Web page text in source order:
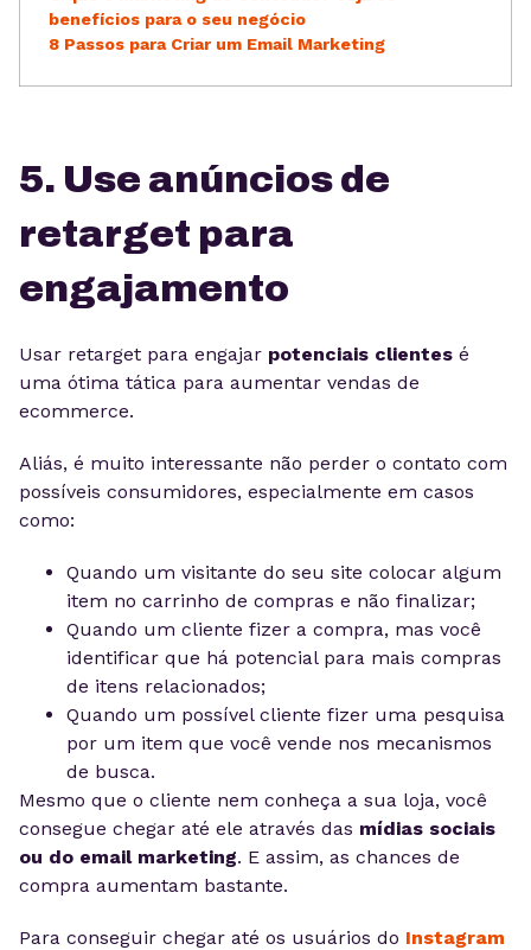
benefícios para o seu negócio
8 Passos para Criar um Email Marketing
5. Use anúncios de
retarget para
engajamento
Usar retarget para engajar potenciais clientes é
uma ótima tática para aumentar vendas de
ecommerce.
Aliás, é muito interessante não perder o contato com
possíveis consumidores, especialmente em casos
como:
Quando um visitante do seu site colocar algum
item no carrinho de compras e não finalizar;
Quando um cliente fizer a compra, mas você
identificar que há potencial para mais compras
de itens relacionados;
Quando um possível cliente fizer uma pesquisa
por um item que você vende nos mecanismos
de busca.
Mesmo que o cliente nem conheça a sua loja, você
consegue chegar até ele através das mídias sociais
ou do email marketing. E assim, as chances de
compra aumentam bastante.
Para conseguir chegar até os usuários do Instagram